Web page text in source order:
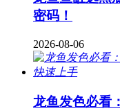
密码！
2026-08-06
龙鱼发色必看